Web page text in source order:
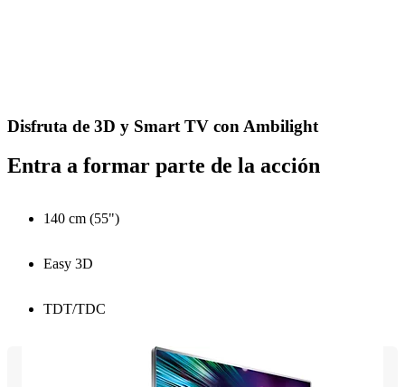
Disfruta de 3D y Smart TV con Ambilight
Entra a formar parte de la acción
140 cm (55")
Easy 3D
TDT/TDC